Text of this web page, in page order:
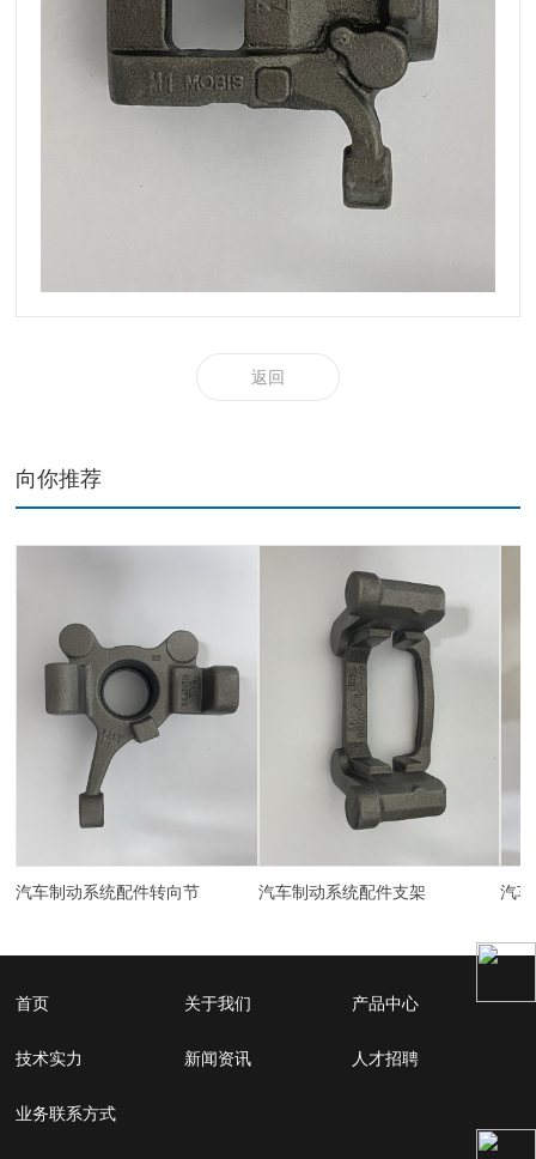
返回
向你推荐
汽车制动系统配件转向节 汽车制动系统配件支架
首页 关于我们 产品中心
技术实力 新闻资讯 人才招聘
业务联系方式